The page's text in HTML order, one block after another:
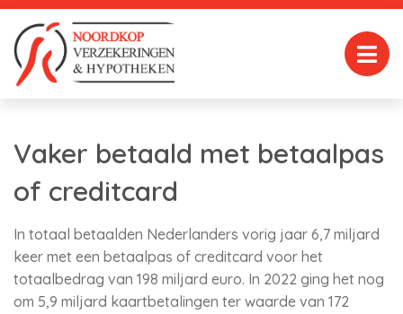
Vaker betaald met betaalpas
of creditcard
In totaal betaalden Nederlanders vorig jaar 6,7 miljard
keer met een betaalpas of creditcard voor het
totaalbedrag van 198 miljard euro. In 2022 ging het nog
om 5,9 miljard kaartbetalingen ter waarde van 172